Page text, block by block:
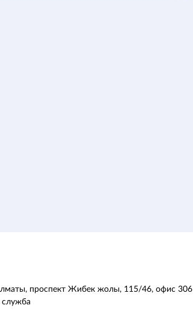
проспект Жибек жолы, 115/46, офис 306